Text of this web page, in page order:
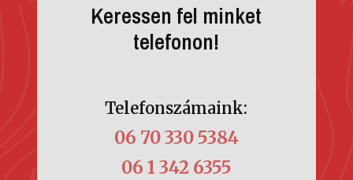
Keressen fel minket
telefonon!
Telefonszámaink:
06 70 330 5384
06 1 342 6355